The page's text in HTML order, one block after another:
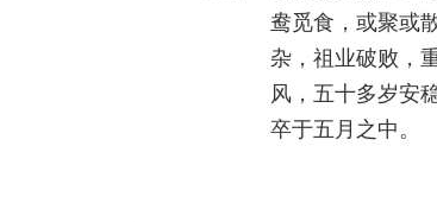
鸯觅食，或聚或
杂，祖业破败，
风，五十多岁安
卒于五月之中。